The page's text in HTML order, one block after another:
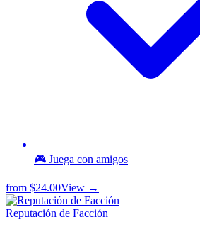
🎮 Juega con amigos
from $24.00View →
Reputación de Facción